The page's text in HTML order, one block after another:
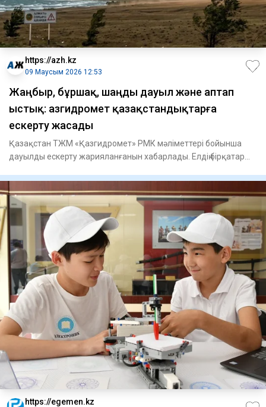
https://azh.kz
09 Маусым 2026 12:53
Жаңбыр, бұршақ, шаңды дауыл және аптап
ыстық: Қазгидромет қазақстандықтарға
ескерту жасады
Қазақстан ТЖМ «Қазгидромет» РМК мәліметтері бойынша
дауылды ескерту жарияланғанын хабарлады. Елдің бірқатар
https://egemen.kz